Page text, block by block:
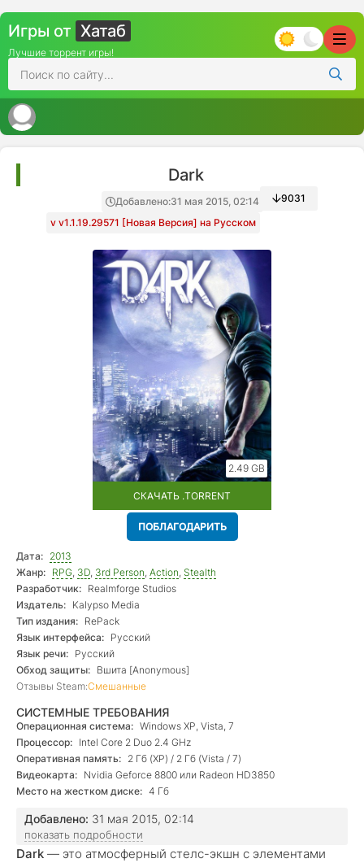
Игры от Хатаб
Лучшие торрент игры!
Dark
Добавлено:31 мая 2015, 02:14
v v1.1.19.29571 [Новая Версия] на Русском
9031
2.49 GB
СКАЧАТЬ .TORRENT
ПОБЛАГОДАРИТЬ
Дата: 2013
Жанр: RPG, 3D, 3rd Person, Action, Stealth
Разработчик: Realmforge Studios
Издатель: Kalypso Media
Тип издания: RePack
Язык интерфейса: Русский
Язык речи: Русский
Обход защиты: Вшита [Anonymous]
Отзывы Steam:Смешанные
СИСТЕМНЫЕ ТРЕБОВАНИЯ
Операционная система: Windows XP, Vista, 7
Процессор: Intel Core 2 Duo 2.4 GHz
Оперативная память: 2 Гб (XP) / 2 Гб (Vista / 7)
Видеокарта: Nvidia Geforce 8800 или Radeon HD3850
Место на жестком диске: 4 Гб
Добавлено: 31 мая 2015, 02:14
показать подробности
Dark — это атмосферный стелс-экшн с элементами